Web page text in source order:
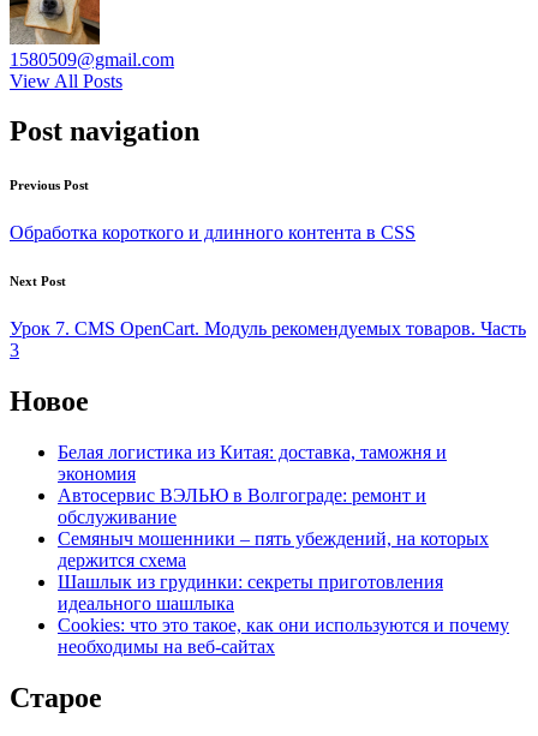
1580509@gmail.com
View All Posts
Post navigation
Previous Post
Обработка короткого и длинного контента в CSS
Next Post
Урок 7. CMS OpenCart. Модуль рекомендуемых товаров. Часть
3
Новое
Белая логистика из Китая: доставка, таможня и
экономия
Автосервис ВЭЛЬЮ в Волгограде: ремонт и
обслуживание
Семяныч мошенники – пять убеждений, на которых
держится схема
Шашлык из грудинки: секреты приготовления
идеального шашлыка
Cookies: что это такое, как они используются и почему
необходимы на веб-сайтах
Старое